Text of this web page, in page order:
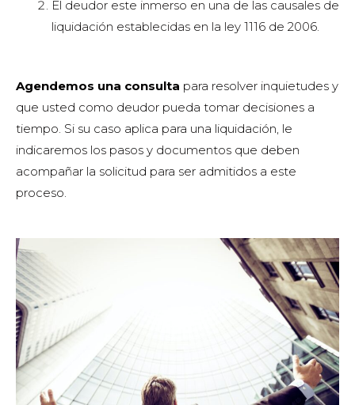
El deudor este inmerso en una de las causales de
liquidación establecidas en la ley 1116 de 2006.
Agendemos una consulta para resolver inquietudes y
que usted como deudor pueda tomar decisiones a
tiempo. Si su caso aplica para una liquidación, le
indicaremos los pasos y documentos que deben
acompañar la solicitud para ser admitidos a este
proceso.